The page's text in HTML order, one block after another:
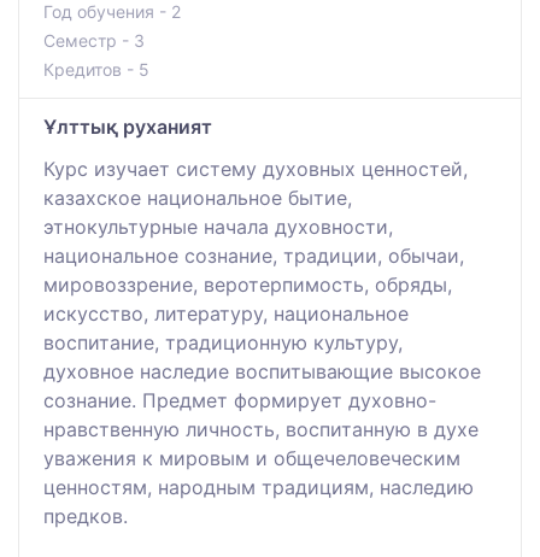
Год обучения - 2
Семестр - 3
Кредитов - 5
Ұлттық руханият
Курс изучает систему духовных ценностей,
казахское национальное бытие,
этнокультурные начала духовности,
национальное сознание, традиции, обычаи,
мировоззрение, веротерпимость, обряды,
искусство, литературу, национальное
воспитание, традиционную культуру,
духовное наследие воспитывающие высокое
сознание. Предмет формирует духовно-
нравственную личность, воспитанную в духе
уважения к мировым и общечеловеческим
ценностям, народным традициям, наследию
предков.